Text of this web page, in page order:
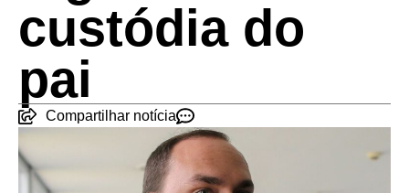
custódia do
pai
Compartilhar notícia